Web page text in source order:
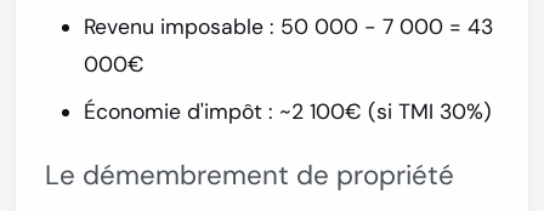
Revenu imposable : 50 000 - 7 000 = 43
000€
Économie d'impôt : ~2 100€ (si TMI 30%)
Le démembrement de propriété